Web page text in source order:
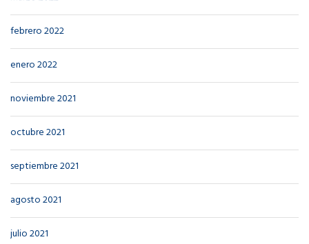
febrero 2022
enero 2022
noviembre 2021
octubre 2021
septiembre 2021
agosto 2021
julio 2021